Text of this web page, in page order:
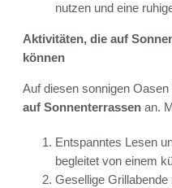
nutzen und eine
Aktivitäten, die auf
können
Auf diesen sonnigen
auf Sonnenterrassen an.
Entspanntes Lesen
begleitet von einem
Gesellige